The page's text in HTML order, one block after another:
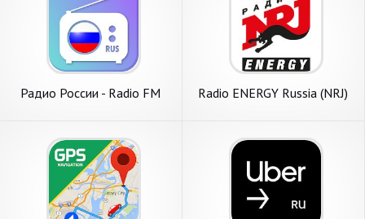
Радио России - Radio FM
Radio ENERGY Russia (NRJ)